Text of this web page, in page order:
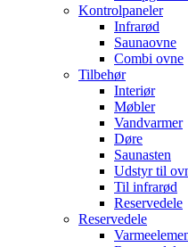
Kontrolpaneler
Infrarød
Saunaovne
Combi ovne
Tilbehør
Interiør
Møbler
Vandvarmer
Døre
Saunasten
Udstyr til
Til infrarød
Reservedele
Reservedele